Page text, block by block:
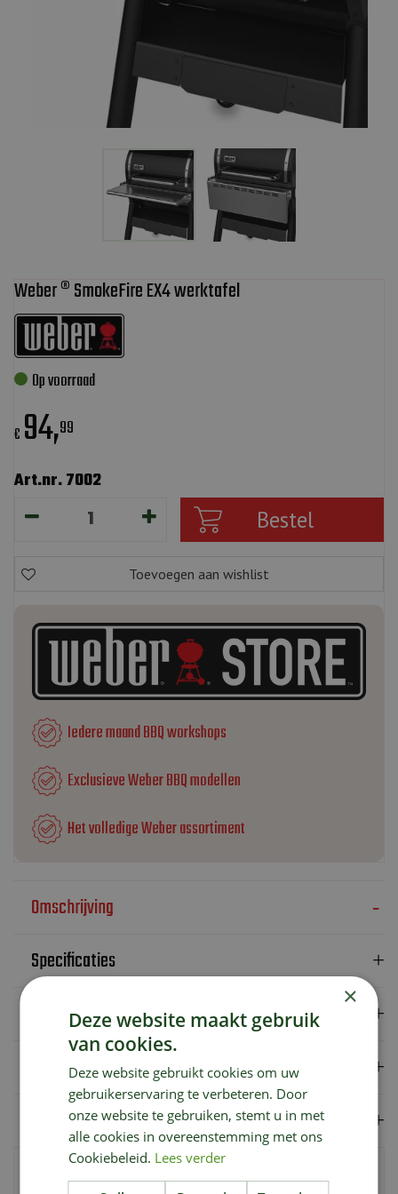
Weber ® SmokeFire EX4 werktafel
€ 94,99
Op voorraad
Art.nr. 7002
Iedere maand BBQ workshops
Exclusieve Weber BBQ modellen
Het volledige Weber assortiment
Omschrijving
Specificaties
Verzendkosten
Showroom
Klapbare voortafels voor EX-4 voor het voorbereiden, verpakken
×
Deze website maakt gebruik
van cookies.
Deze website gebruikt cookies om uw
gebruikerservaring te verbeteren. Door
onze website te gebruiken, stemt u in met
alle cookies in overeenstemming met ons
Cookiebeleid. Lees verder